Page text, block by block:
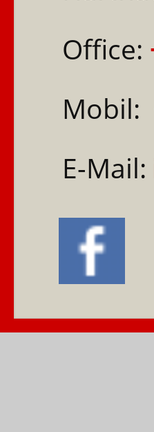
Office:
Mobil:
E-Mail: